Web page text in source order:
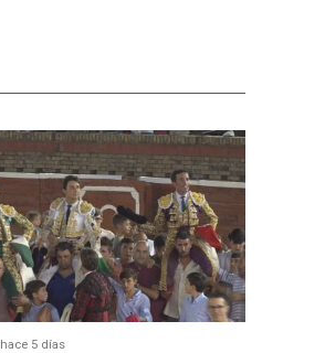
hace 5 días